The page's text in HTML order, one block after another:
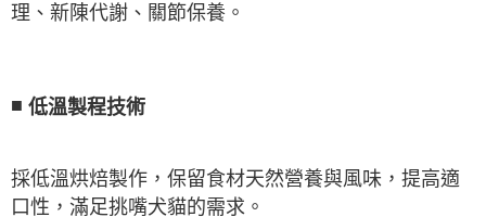
理、新陳代謝、關節保養。
■ 低溫製程技術
採低溫烘焙製作，保留食材天然營養與風味，提高適
口性，滿足挑嘴犬貓的需求。